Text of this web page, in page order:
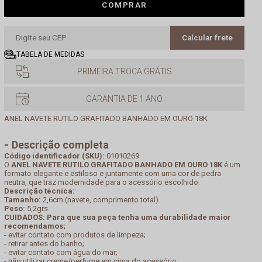
COMPRAR
Calcular frete
TABELA DE MEDIDAS
PRIMEIRA TROCA GRÁTIS
GARANTIA DE 1 ANO
ANEL NAVETE RUTILO GRAFITADO BANHADO EM OURO 18K
Descrição completa
Código identificador (SKU): 01010269
OANEL NAVETE RUTILO GRAFITADO BANHADO EM OURO 18K é um
formato elegante e estiloso e juntamente com uma cor de pedra
neutra, que traz modernidade para o acessório escolhido.
Descrição técnica:
Tamanho:2,6cm (navete, comprimento total).
Peso: 5,2grs.
CUIDADOS: Para que sua peça tenha uma durabilidade maior
recomendamos;
- evitar contato com produtos de limpeza;
- retirar antes do banho;
- evitar contato com água do mar;